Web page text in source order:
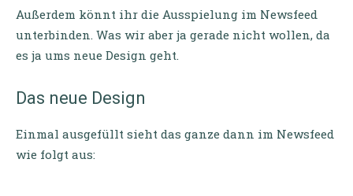
Außerdem könnt ihr die Ausspielung im Newsfeed
unterbinden. Was wir aber ja gerade nicht wollen, da
es ja ums neue Design geht.
Das neue Design
Einmal ausgefüllt sieht das ganze dann im Newsfeed
wie folgt aus: